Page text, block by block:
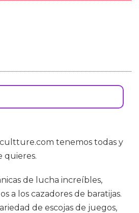
tenemos todas y
quieres.
de lucha increíbles,
a los cazadores de baratijas.
de escojas de juegos,